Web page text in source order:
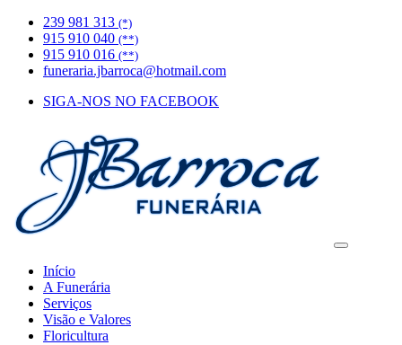
239 981 313 (*)
915 910 040 (**)
915 910 016 (**)
funeraria.jbarroca@hotmail.com
SIGA-NOS NO FACEBOOK
Início
A Funerária
Serviços
Visão e Valores
Floricultura